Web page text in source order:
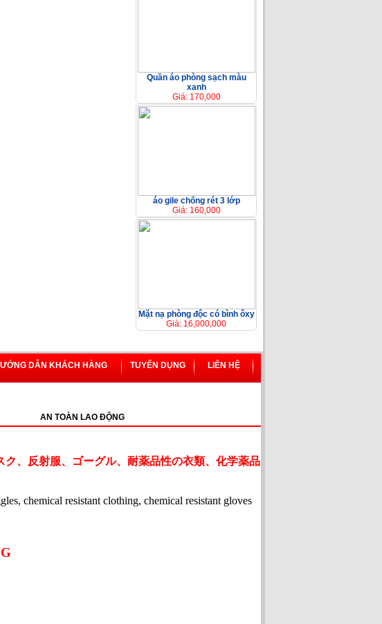
Quần áo phòng sạch màu
xanh
Giá: 170,000
áo gile chống rét 3 lớp
Giá: 160,000
Mặt nạ phòng độc có bình ôxy
Giá: 16,000,000
DẪN KHÁCH HÀNG TUYỂN DỤNG LIÊN HỆ
AN TOÀN LAO ĐỘNG
、反射服、ゴーグル、耐薬品性の衣類、化学薬品
chemical resistant clothing, chemical resistant gloves